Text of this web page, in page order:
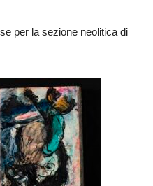
per la sezione neolitica di